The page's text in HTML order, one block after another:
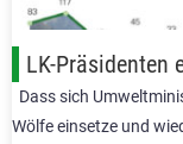
LK-Präsidenten
Dass sich
Wölfe einsetze und